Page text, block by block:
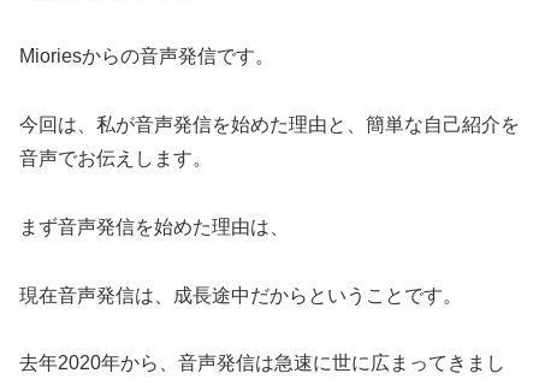
Mioriesからの音声発信です。
今回は、私が音声発信を始めた理由と、簡単な自己紹介を
音声でお伝えします。
まず音声発信を始めた理由は、
現在音声発信は、成長途中だからということです。
去年2020年から、音声発信は急速に世に広まってきまし